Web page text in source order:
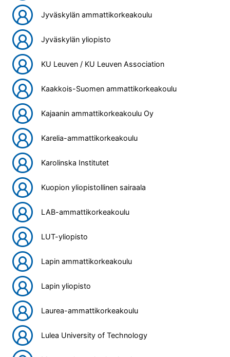
Jyväskylän ammattikorkeakoulu
Jyväskylän yliopisto
KU Leuven / KU Leuven Association
Kaakkois-Suomen ammattikorkeakoulu
Kajaanin ammattikorkeakoulu Oy
Karelia-ammattikorkeakoulu
Karolinska Institutet
Kuopion yliopistollinen sairaala
LAB-ammattikorkeakoulu
LUT-yliopisto
Lapin ammattikorkeakoulu
Lapin yliopisto
Laurea-ammattikorkeakoulu
Lulea University of Technology